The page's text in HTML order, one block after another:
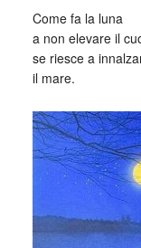
Come fa la luna
a non elevare il
se riesce a
il mare.